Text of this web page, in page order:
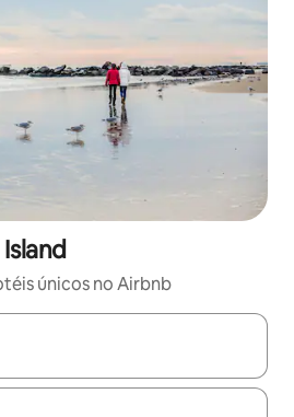
únicos no Airbnb
estiverem disponíveis, explore-os